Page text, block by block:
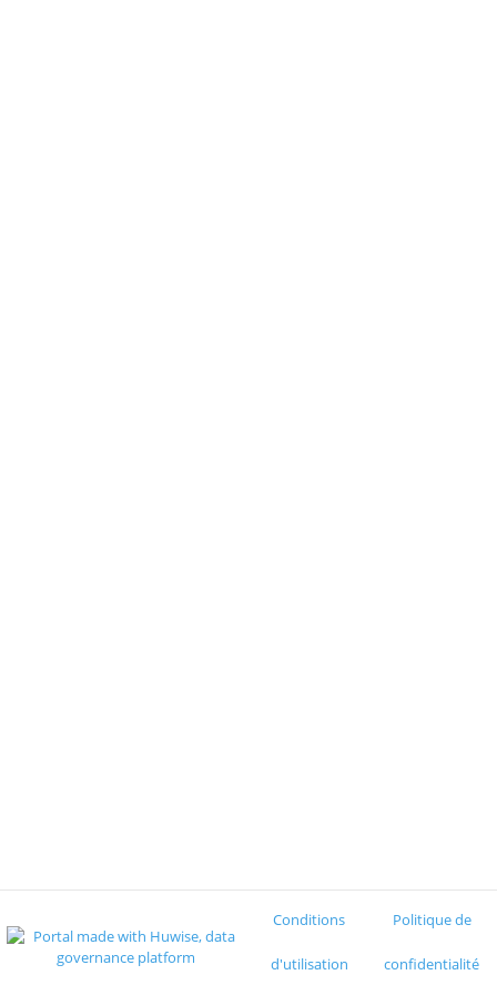
Conditions
d'utilisation
Politique de
confidentialité